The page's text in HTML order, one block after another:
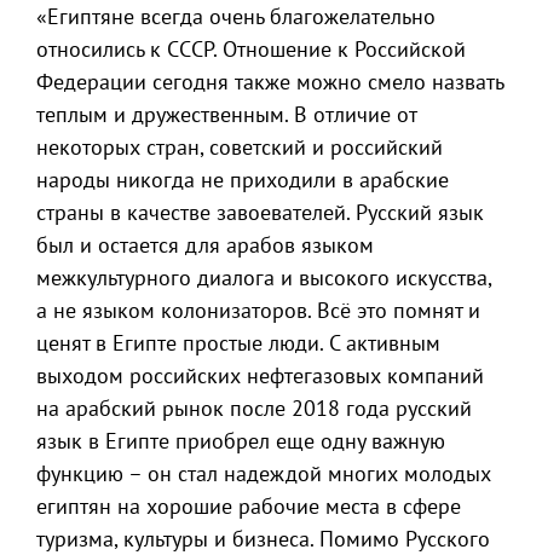
«Египтяне всегда очень благожелательно
относились к СССР. Отношение к Российской
Федерации сегодня также можно смело назвать
теплым и дружественным. В отличие от
некоторых стран, советский и российский
народы никогда не приходили в арабские
страны в качестве завоевателей. Русский язык
был и остается для арабов языком
межкультурного диалога и высокого искусства,
а не языком колонизаторов. Всё это помнят и
ценят в Египте простые люди. С активным
выходом российских нефтегазовых компаний
на арабский рынок после 2018 года русский
язык в Египте приобрел еще одну важную
функцию – он стал надеждой многих молодых
египтян на хорошие рабочие места в сфере
туризма, культуры и бизнеса. Помимо Русского